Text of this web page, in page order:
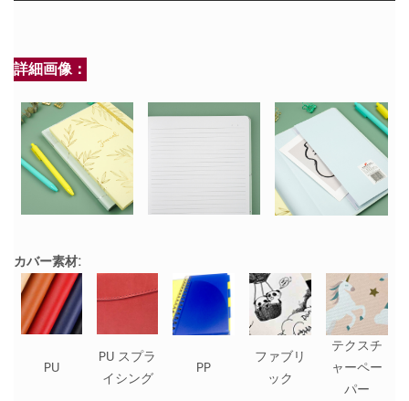
詳細画像：
カバー素材:
PU
PU スプラ
イシング
PP
ファブリ
ック
テクスチ
ャーペー
パー